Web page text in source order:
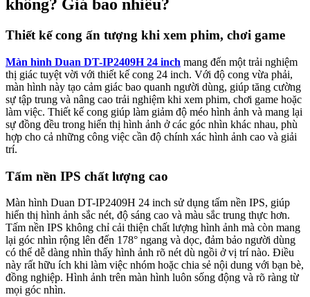
không? Giá bao nhiêu?
Thiết kế cong ấn tượng khi xem phim, chơi game
Màn hình Duan DT-IP2409H 24 inch mang đến một trải nghiệm
thị giác tuyệt vời với thiết kế cong 24 inch. Với độ cong vừa phải,
màn hình này tạo cảm giác bao quanh người dùng, giúp tăng cường
sự tập trung và nâng cao trải nghiệm khi xem phim, chơi game hoặc
làm việc. Thiết kế cong giúp làm giảm độ méo hình ảnh và mang lại
sự đồng đều trong hiển thị hình ảnh ở các góc nhìn khác nhau, phù
hợp cho cả những công việc cần độ chính xác hình ảnh cao và giải
trí.
Tấm nền IPS chất lượng cao
Màn hình Duan DT-IP2409H 24 inch sử dụng tấm nền IPS, giúp
hiển thị hình ảnh sắc nét, độ sáng cao và màu sắc trung thực hơn.
Tấm nền IPS không chỉ cải thiện chất lượng hình ảnh mà còn mang
lại góc nhìn rộng lên đến 178° ngang và dọc, đảm bảo người dùng
có thể dễ dàng nhìn thấy hình ảnh rõ nét dù ngồi ở vị trí nào. Điều
này rất hữu ích khi làm việc nhóm hoặc chia sẻ nội dung với bạn bè,
đồng nghiệp. Hình ảnh trên màn hình luôn sống động và rõ ràng từ
mọi góc nhìn.